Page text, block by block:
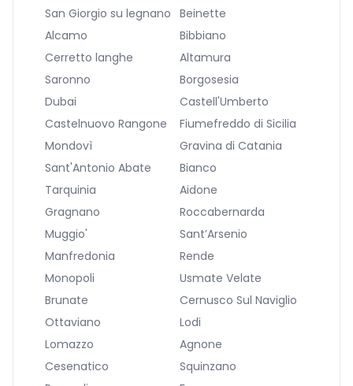
San Giorgio su legnano Beinette
Alcamo
Bibbiano
Cerretto langhe
Altamura
Saronno
Borgosesia
Dubai
Castell'Umberto
Castelnuovo Rangone
Fiumefreddo di Sicilia
Mondovì
Gravina di Catania
Sant'Antonio Abate
Bianco
Tarquinia
Aidone
Gragnano
Roccabernarda
Muggio'
Sant’Arsenio
Manfredonia
Rende
Monopoli
Usmate Velate
Brunate
Cernusco Sul Naviglio
Ottaviano
Lodi
Lomazzo
Agnone
Cesenatico
Squinzano